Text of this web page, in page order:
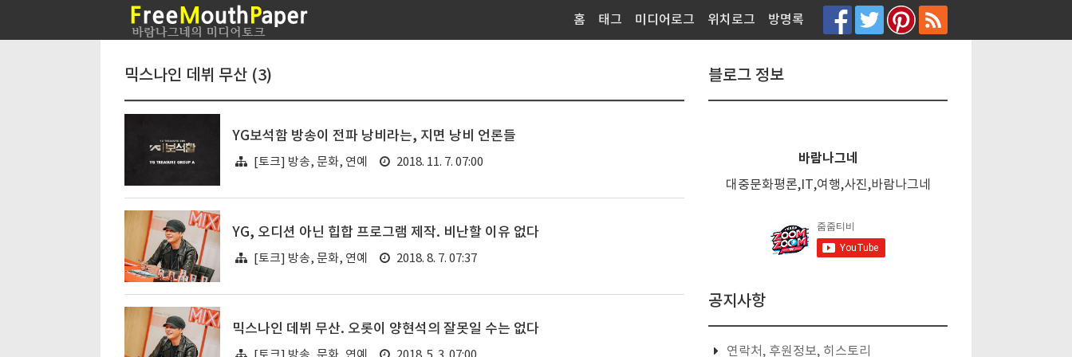
홈 태그 미디어로그 위치로그 방명록
믹스나인 데뷔 무산 (3)
YG보석함 방송이 전파 낭비라는, 지면 낭비 언론들
[토크] 방송, 문화, 연예 2018. 11. 7. 07:00
YG, 오디션 아닌 힙합 프로그램 제작. 비난할 이유 없다
[토크] 방송, 문화, 연예 2018. 8. 7. 07:37
믹스나인 데뷔 무산. 오롯이 양현석의 잘못일 수는 없다
블로그 정보
바람나그네
대중문화평론,IT,여행,사진,바람나그네
공지사항
연락처, 후원정보, 히스토리